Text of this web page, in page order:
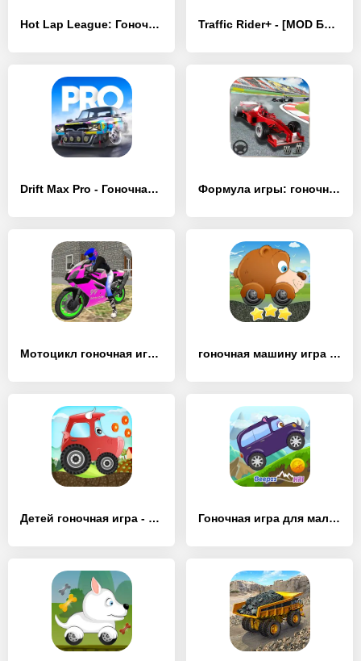
Hot Lap League: Гоночная Mания - [MOD Бесконечные деньги] Traffic Rider+ - [MOD Бесконечные деньги]
Drift Max Pro - Гоночная игра - [MOD Бесконечные монеты] Формула игры: гоночная игра - [MOD Бесконечные деньги]
Мотоцикл гоночная игра - [MOD Бесконечные деньги] гоночная машину игра для детей - [MOD Бесконечные монеты]
Детей гоночная игра - [MOD Бесконечные монеты] Гоночная игра для малышей - [MOD Бесконечные монеты]